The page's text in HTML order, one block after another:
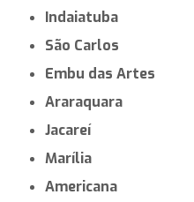
Indaiatuba
São Carlos
Embu das Artes
Araraquara
Jacareí
Marília
Americana